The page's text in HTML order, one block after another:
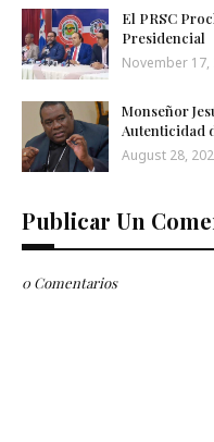
El PRSC
Presidencial
November 17,
Monseñor
Autenticidad
August 28,
Publicar Un
0 Comentarios